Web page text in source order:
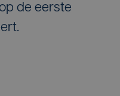
de eerste